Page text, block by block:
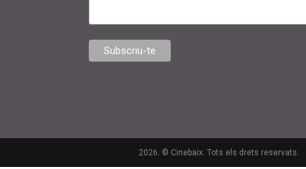
2026. © Cinebaix. Tots els drets reservats.